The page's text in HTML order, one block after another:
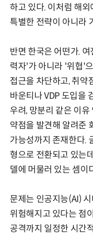
하고 있다. 이처럼 해
특별한 전략이 아니라
반면 한국은 어떤가.
력자'가 아니라 '위협'
접근을 차단하고, 취약
바운티나 VDP 도입을
우려, 망분리 같은 이
약점을 발견해 알려준
가능성까지 존재한다.
형으로 전환되고 있는
델에 머물러 있는 셈이
문제는 인공지능(AI)
위험해지고 있다는 점
공격까지 일정한 시간